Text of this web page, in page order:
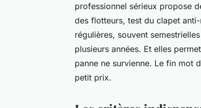
professionnel sérieux propose
des flotteurs, test du clapet
régulières, souvent
plusieurs années. Et elles
panne ne survienne. Le fin mot
petit prix.